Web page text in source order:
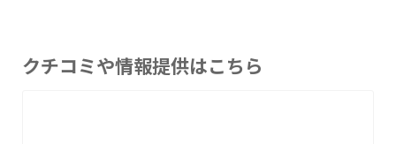
クチコミや情報提供はこちら